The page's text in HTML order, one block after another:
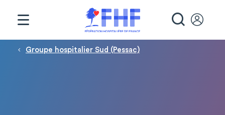
Fil d'Ariane
Groupe hospitalier Sud (Pessac)
Panneau de gestion des cookies